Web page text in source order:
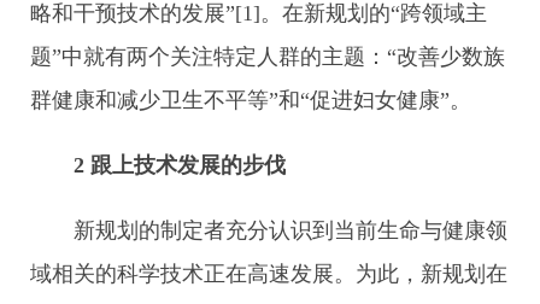
略和干预技术的发展”[1]。在新规划的“跨领域主
题”中就有两个关注特定人群的主题：“改善少数族
群健康和减少卫生不平等”和“促进妇女健康”。
2 跟上技术发展的步伐
新规划的制定者充分认识到当前生命与健康领
域相关的科学技术正在高速发展。为此，新规划在